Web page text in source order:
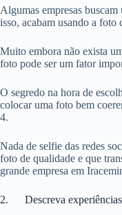
Algumas empresas
isso, acabam usando a foto
Muito embora não exista
foto pode ser um fator
O segredo na hora de
colocar uma foto bem
4.
Nada de selfie das redes
foto de qualidade e que
grande empresa em
2. Descreva experiências